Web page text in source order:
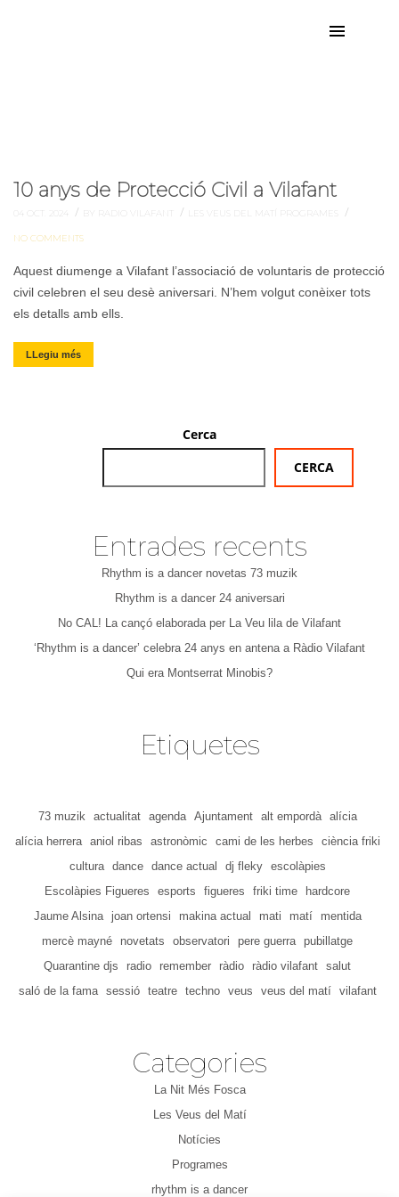
10 anys de Protecció Civil a Vilafant
04 OCT. 2024 / BY RADIO VILAFANT / LES VEUS DEL MATÍ PROGRAMES /
NO COMMENTS
Aquest diumenge a Vilafant l’associació de voluntaris de protecció
civil celebren el seu desè aniversari. N’hem volgut conèixer tots
els detalls amb ells.
LLegiu més
Cerca
CERCA
Entrades recents
Rhythm is a dancer novetas 73 muzik
Rhythm is a dancer 24 aniversari
No CAL! La cançó elaborada per La Veu lila de Vilafant
‘Rhythm is a dancer’ celebra 24 anys en antena a Ràdio Vilafant
Qui era Montserrat Minobis?
Etiquetes
73 muzik actualitat agenda Ajuntament alt empordà
alícia
alícia herrera
aniol ribas astronòmic cami de les herbes
ciència friki
cultura
dance dance actual dj fleky
escolàpies
Escolàpies Figueres
esports figueres friki time
hardcore
Jaume Alsina
joan ortensi makina actual mati matí
mentida
mercè mayné
novetats observatori pere guerra pubillatge
Quarantine djs
radio remember ràdio ràdio vilafant salut
saló de la fama
sessió teatre techno veus veus del matí vilafant
Categories
La Nit Més Fosca
Les Veus del Matí
Notícies
Programes
rhythm is a dancer